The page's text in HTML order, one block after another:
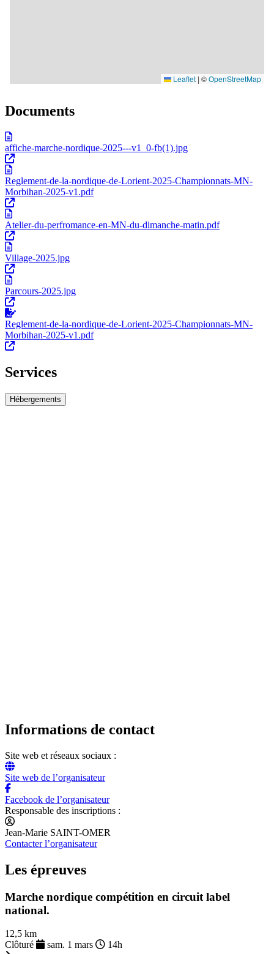
Documents
affiche-marche-nordique-2025---v1_0-fb(1).jpg
Reglement-de-la-nordique-de-Lorient-2025-Championnats-MN-
Morbihan-2025-v1.pdf
Atelier-du-perfromance-en-MN-du-dimanche-matin.pdf
Village-2025.jpg
Parcours-2025.jpg
Reglement-de-la-nordique-de-Lorient-2025-Championnats-MN-
Morbihan-2025-v1.pdf
Services
Hébergements
Informations de contact
Site web et réseaux sociaux :
Site web de l’organisateur
Facebook de l’organisateur
Responsable des inscriptions :
Jean-Marie SAINT-OMER
Contacter l’organisateur
Les épreuves
Marche nordique compétition en circuit label
national.
12,5 km
Clôturé
sam. 1 mars 14h